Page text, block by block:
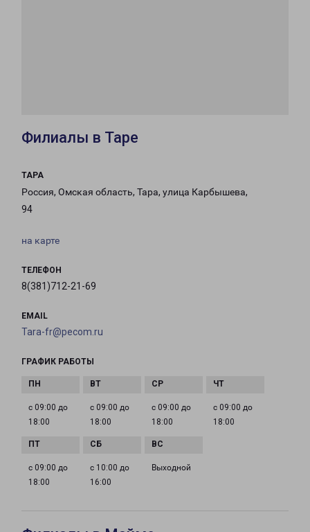
Филиалы в Таре
ТАРА
Россия, Омская область, Тара, улица Карбышева,
94
на карте
ТЕЛЕФОН
8(381)712-21-69
EMAIL
Tara-fr@pecom.ru
ГРАФИК РАБОТЫ
с 09:00 до
18:00
с 09:00 до
18:00
с 09:00 до
18:00
с 09:00 до
18:00
с 09:00 до
18:00
с 10:00 до
16:00
Выходной